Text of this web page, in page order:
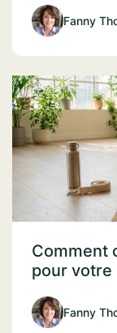
Fanny
Comment
pour votre
Fanny